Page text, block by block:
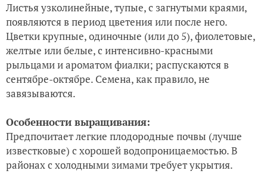
Листья узколинейные, тупые, с загнутыми краями,
появляются в период цветения или после него.
Цветки крупные, одиночные (или до 5), фиолетовые,
желтые или белые, с интенсивно-красными
рыльцами и ароматом фиалки; распускаются в
сентябре-октябре. Семена, как правило, не
завязываются.
Особенности выращивания:
Предпочитает легкие плодородные почвы (лучше
известковые) с хорошей водопроницаемостью. В
районах с холодными зимами требует укрытия.